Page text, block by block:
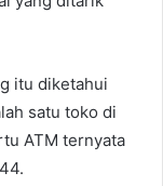
itu diketahui
satu toko di
ATM ternyata